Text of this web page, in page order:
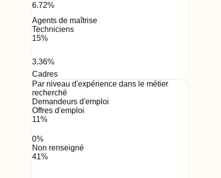
6.72%
Agents de maîtrise
Techniciens
15%
3.36%
Cadres
Par niveau d'expérience dans le métier
recherché
Demandeurs d'emploi
Offres d'emploi
11%
0%
Non renseigné
41%